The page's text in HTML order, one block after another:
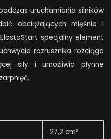
uruchamiania silników
obciążających mięśnie i
specjalny element
rozrusznika rozciąga
siły i umożliwia płynne
27,2 cm³